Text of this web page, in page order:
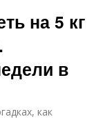
на 5 кг
в
как